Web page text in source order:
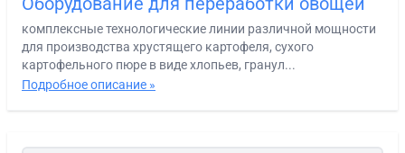
комплексные технологические линии различной мощности
для производства хрустящего картофеля, сухого
картофельного пюре в виде хлопьев, гранул...
Подробное описание »